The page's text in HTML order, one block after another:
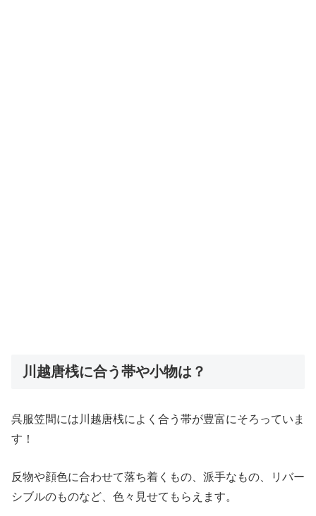
川越唐桟に合う帯や小物は？
呉服笠間には川越唐桟によく合う帯が豊富にそろっていま
す！
反物や顔色に合わせて落ち着くもの、派手なもの、リバー
シブルのものなど、色々見せてもらえます。